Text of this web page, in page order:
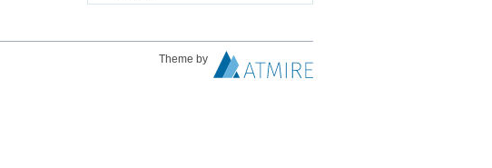
Theme by